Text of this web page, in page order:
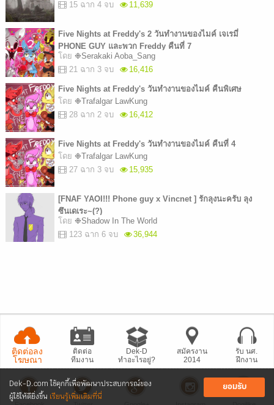
Dek-D.com ใช้คุกกี้เพื่อพัฒนาประสบการณ์ของ
ผู้ใช้ให้ดียิ่งขึ้น เรียนรู้เพิ่มเติมที่นี่
ยอมรับ
15 ฉาก 4 จบ
11,639
Five Nights at Freddy's 2 วันทำงานของไมค์ เจเรมี่
PHONE GUY และพวก Freddy คืนที่ 7
โดย ❉Serakaki Aoba_Sang
21 ฉาก 3 จบ
16,416
Five Nights at Freddy's วันทำงานของไมค์ คืนพิเศษ
โดย ❉Trafalgar LawKung
28 ฉาก 2 จบ
16,412
Five Nights at Freddy's วันทำงานของไมค์ คืนที่ 4
โดย ❉Trafalgar LawKung
27 ฉาก 3 จบ
15,935
[FNAF YAOI!!! Phone guy x Vincnet ] รักลุงนะครับ ลุง
ซึนเดเระ~(?)
โดย ❉Shadow In The World
123 ฉาก 6 จบ
36,944
ติดต่อลง
โฆษณา
ติดต่อ
ทีมงาน
Dek-D
ทำอะไรอยู่?
สมัครงาน
2014
รับ นศ.
ฝึกงาน